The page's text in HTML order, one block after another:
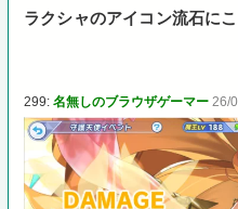
ラクシャのアイコン流石に
299:名無しのブラウザゲーマー 26/